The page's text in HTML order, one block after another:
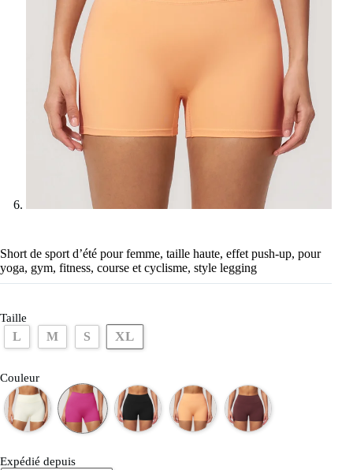
Short de sport d’été pour femme, taille haute, effet push-up, pour
yoga, gym, fitness, course et cyclisme, style legging
Taille
L M S XL
Couleur
Expédié depuis